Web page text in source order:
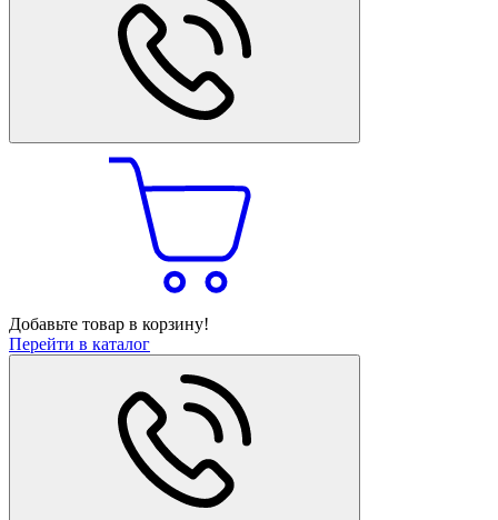
Добавьте товар в корзину!
Перейти в каталог